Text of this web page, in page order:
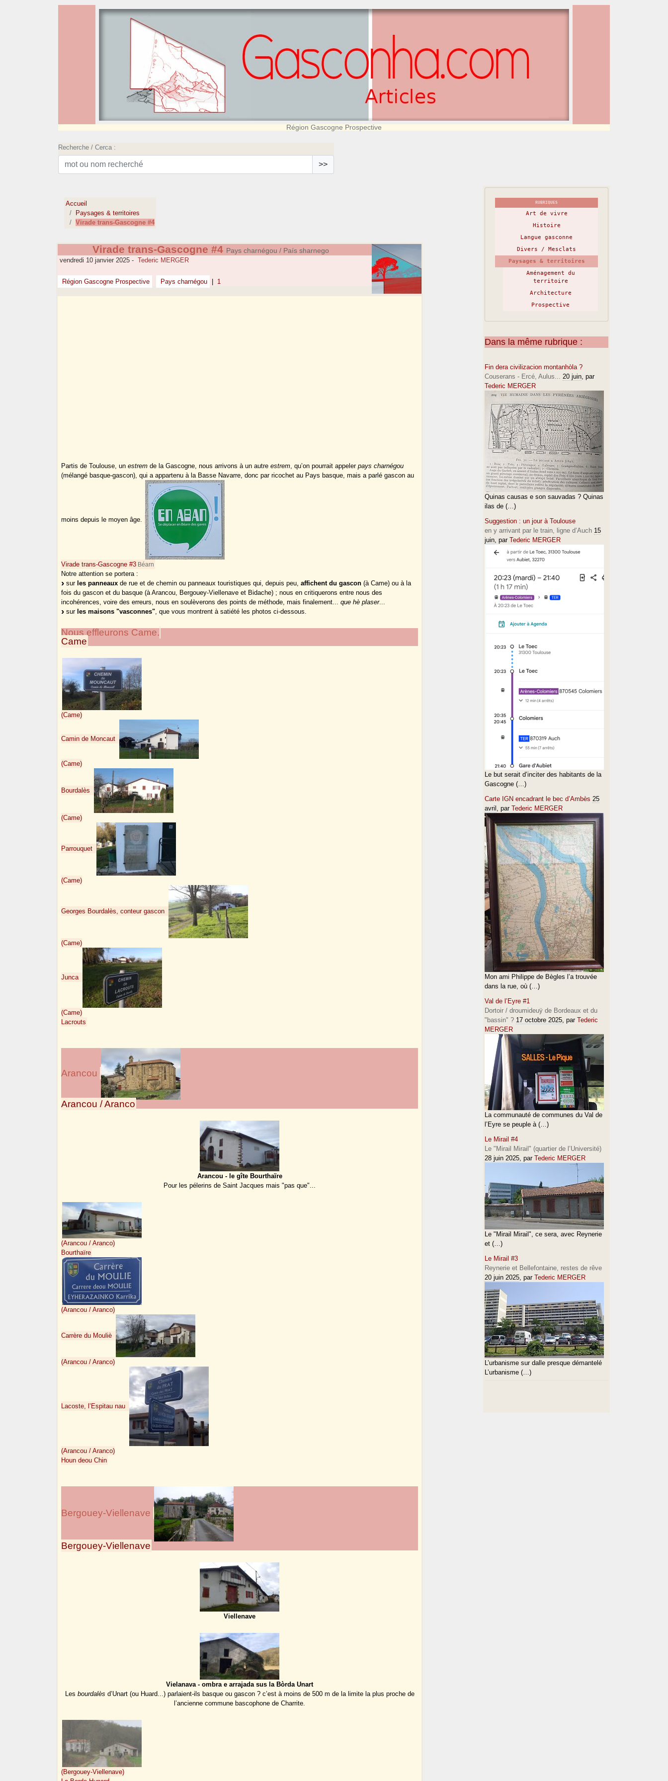
Région Gascogne Prospective
Recherche / Cerca :
>>
Accueil
Paysages & territoires
Virade trans-Gascogne #4
Virade trans-Gascogne #4 Pays charnégou / País sharnego
vendredi 10 janvier 2025 - Tederic MERGER
Région Gascogne Prospective Pays charnégou 1
Partis de Toulouse, unestrem de la Gascogne, nous arrivons à un autreestrem, qu’on pourrait appelerpays charnégou
(mélangé basque-gascon), qui a appartenu à la Basse Navarre, donc par ricochet au Pays basque, mais a parlé gascon au
moins depuis le moyen âge.
Virade trans-Gascogne #3 Béarn
Notre attention se portera :
sur les panneaux de rue et de chemin ou panneaux touristiques qui, depuis peu,affichent du gascon (à Came) ou à la
fois du gascon et du basque (à Arancou, Bergouey-Viellenave et Bidache) ; nous en critiquerons entre nous des
incohérences, voire des erreurs, nous en soulèverons des points de méthode, mais finalement...que hè plaser...
sur les maisons "vasconnes", que vous montrent à satiété les photos ci-dessous.
Nous effleurons Came.
Came
(Came)
Camin de Moncaut
(Came)
Bourdalès
(Came)
Parrouquet
(Came)
Georges Bourdalès, conteur gascon
(Came)
Junca
(Came)
Lacrouts
Arancou
Arancou / Aranco
Arancou - le gîte Bourthaïre
Pour les pélerins de Saint Jacques mais "pas que"...
(Arancou / Aranco)
Bourthaïre
(Arancou / Aranco)
Carrère du Mouliè
(Arancou / Aranco)
Lacoste, l’Espitau nau
(Arancou / Aranco)
Houn deou Chin
Bergouey-Viellenave
Bergouey-Viellenave
Viellenave
Vielanava - ombra e arrajada sus la Bòrda Unart
Les bourdalès d’Unart (ou Huard...) parlaient-ils basque ou gascon ? c’est à moins de 500 m de la limite la plus proche de
l’ancienne commune bascophone de Charrite.
(Bergouey-Viellenave)
RUBRIQUES
Art de vivre
Histoire
Langue gasconne
Divers / Mesclats
Paysages & territoires
Aménagement du
territoire
Architecture
Prospective
Dans la même rubrique :
Fin dera civilizacion montanhòla ?
Couserans - Ercé, Aulus... 20 juin, par
Tederic MERGER
Quinas causas e son sauvadas ? Quinas
ilas de (…)
Suggestion : un jour à Toulouse
en y arrivant par le train, ligne d’Auch 15
juin, par Tederic MERGER
Le but serait d’inciter des habitants de la
Gascogne (…)
Carte IGN encadrant le bec d’Ambès 25
avril , par Tederic MERGER
Mon ami Philippe de Bègles l’a trouvée
dans la rue, où (…)
Val de l’Eyre #1
Dortoir / droumideuÿ de Bordeaux et du
"bassin" ? 17 octobre 2025, par Tederic
MERGER
La communauté de communes du Val de
l’Eyre se peuple à (…)
Le Mirail #4
Le "Mirail Mirail" (quartier de l’Université)
28 juin 2025, par Tederic MERGER
Le "Mirail Mirail", ce sera, avec Reynerie
et (…)
Le Mirail #3
Reynerie et Bellefontaine, restes de rêve
20 juin 2025, par Tederic MERGER
L’urbanisme sur dalle presque démantelé
L’urbanisme (…)